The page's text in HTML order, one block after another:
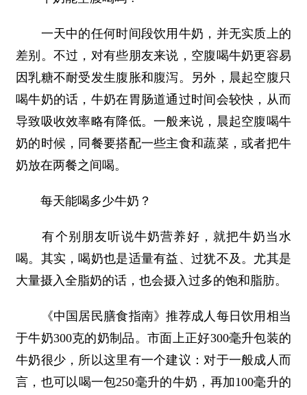
一天中的任何时间段饮用牛奶，并无实质上的
差别。不过，对有些朋友来说，空腹喝牛奶更容易
因乳糖不耐受发生腹胀和腹泻。另外，晨起空腹只
喝牛奶的话，牛奶在胃肠道通过时间会较快，从而
导致吸收效率略有降低。一般来说，晨起空腹喝牛
奶的时候，同餐要搭配一些主食和蔬菜，或者把牛
奶放在两餐之间喝。
每天能喝多少牛奶？
有个别朋友听说牛奶营养好，就把牛奶当水
喝。其实，喝奶也是适量有益、过犹不及。尤其是
大量摄入全脂奶的话，也会摄入过多的饱和脂肪。
《中国居民膳食指南》推荐成人每日饮用相当
于牛奶300克的奶制品。市面上正好300毫升包装的
牛奶很少，所以这里有一个建议：对于一般成人而
言，也可以喝一包250毫升的牛奶，再加100毫升的